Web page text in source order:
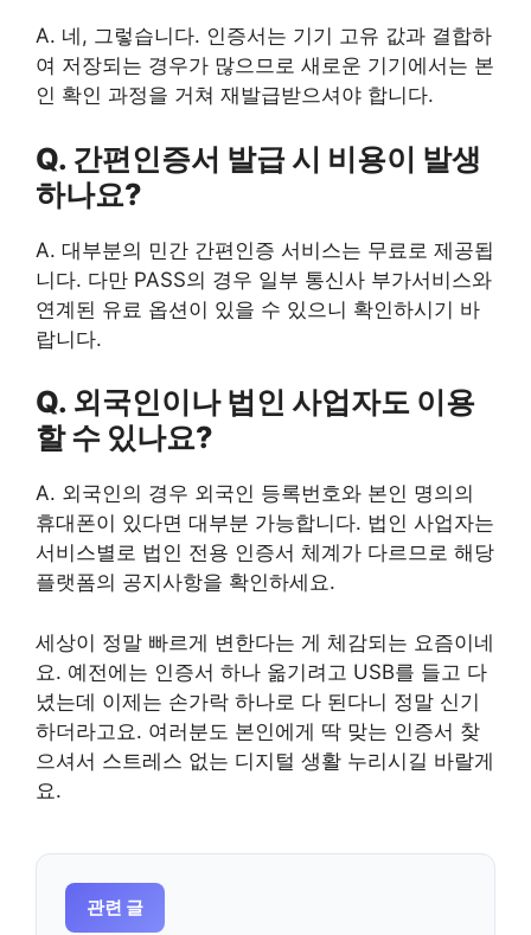
A. 네, 그렇습니다. 인증서는 기기 고유 값과 결합하
여 저장되는 경우가 많으므로 새로운 기기에서는 본
인 확인 과정을 거쳐 재발급받으셔야 합니다.
Q. 간편인증서 발급 시 비용이 발생
하나요?
A. 대부분의 민간 간편인증 서비스는 무료로 제공됩
니다. 다만 PASS의 경우 일부 통신사 부가서비스와
연계된 유료 옵션이 있을 수 있으니 확인하시기 바
랍니다.
Q. 외국인이나 법인 사업자도 이용
할 수 있나요?
A. 외국인의 경우 외국인 등록번호와 본인 명의의
휴대폰이 있다면 대부분 가능합니다. 법인 사업자는
서비스별로 법인 전용 인증서 체계가 다르므로 해당
플랫폼의 공지사항을 확인하세요.
세상이 정말 빠르게 변한다는 게 체감되는 요즘이네
요. 예전에는 인증서 하나 옮기려고 USB를 들고 다
녔는데 이제는 손가락 하나로 다 된다니 정말 신기
하더라고요. 여러분도 본인에게 딱 맞는 인증서 찾
으셔서 스트레스 없는 디지털 생활 누리시길 바랄게
요.
관련 글